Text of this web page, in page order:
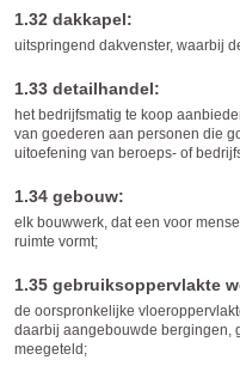
1.32 dakkapel:
uitspringend dakvenster, waarbij
1.33 detailhandel:
het bedrijfsmatig te koop
van goederen aan personen die
uitoefening van beroeps- of
1.34 gebouw:
elk bouwwerk, dat een voor
ruimte vormt;
1.35 gebruiksoppervlakte
de oorspronkelijke
daarbij aangebouwde bergingen,
meegeteld;